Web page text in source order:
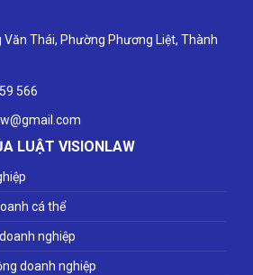
Thái, Phường Phương Liệt, Thành
566
LUẬT VISIONLAW
cá thể
nghiệp
doanh nghiệp